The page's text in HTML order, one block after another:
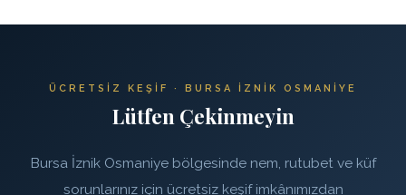
ÜCRETSIZ KEŞIF · BURSA İZNIK OSMANIYE
Lütfen Çekinmeyin
Bursa İznik Osmaniye bölgesinde nem, rutubet ve küf
sorunlarınız için ücretsiz keşif imkânımızdan